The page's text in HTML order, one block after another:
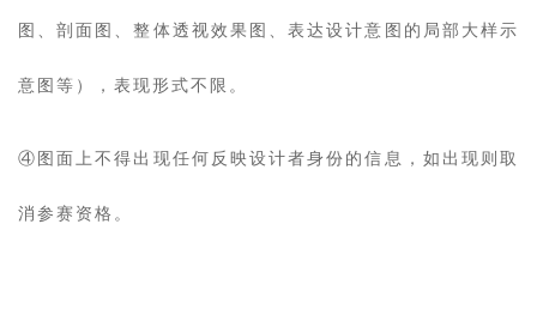
图、剖面图、整体透视效果图、表达设计意图的局部大样示
意图等），表现形式不限。
④图面上不得出现任何反映设计者身份的信息，如出现则取
消参赛资格。